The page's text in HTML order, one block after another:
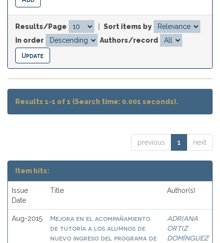
Results/Page
Sort items by
In order
Authors/record
Results 1-1 of 1 (Search time: 0.001 seconds).
previous 1 next
Item hits:
Issue
Date
Title Author(s)
Aug-2015
Mejora en el acompañamiento
de tutoría a los alumnos de
nuevo ingreso del programa de
ADRIANA
ORTIZ
DOMÍNGUEZ